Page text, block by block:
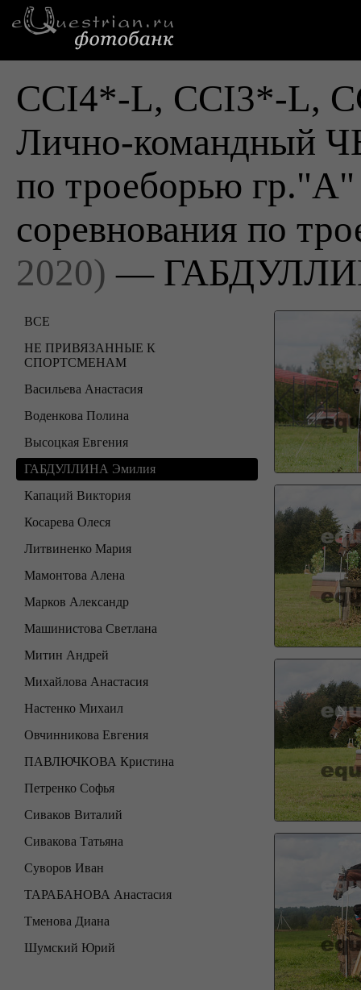
CCI4*-L, CCI3*-L,
Лично-
по троеборью
соревнования по
2020) —
ВСЕ
НЕ ПРИВЯЗАННЫЕ К
СПОРТСМЕНАМ
Васильева Анастасия
Воденкова Полина
Высоцкая Евгения
ГАБДУЛЛИНА Эмилия
Капаций Виктория
Косарева Олеся
Литвиненко Мария
Мамонтова Алена
Марков Александр
Машинистова Светлана
Митин Андрей
Михайлова Анастасия
Настенко Михаил
Овчинникова Евгения
ПАВЛЮЧКОВА Кристина
Петренко Софья
Сиваков Виталий
Сивакова Татьяна
Суворов Иван
ТАРАБАНОВА Анастасия
Тменова Диана
Шумский Юрий